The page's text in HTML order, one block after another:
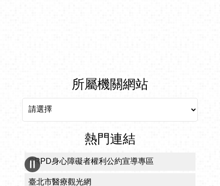
所屬機關網站
熱門連結
CRPD身心障礙者權利公約宣導專區
臺北市醫療觀光網